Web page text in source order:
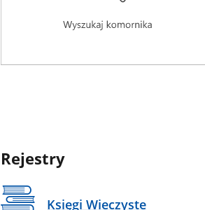
Rejestry
Księgi Wieczyste